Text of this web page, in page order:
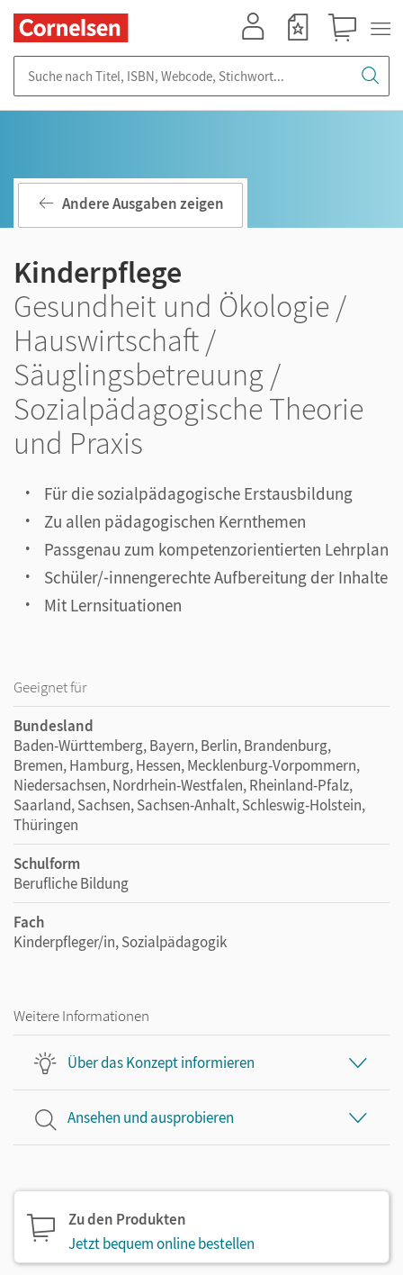
Andere Ausgaben zeigen
Kinderpflege
Gesundheit und Ökologie /
Hauswirtschaft /
Säuglingsbetreuung /
Sozialpädagogische Theorie
und Praxis
Für die sozialpädagogische Erstausbildung
Zu allen pädagogischen Kernthemen
Passgenau zum kompetenzorientierten Lehrplan
Schüler/-innengerechte Aufbereitung der Inhalte
Mit Lernsituationen
Geeignet für
Bundesland
Baden-Württemberg, Bayern, Berlin, Brandenburg,
Bremen, Hamburg, Hessen, Mecklenburg-Vorpommern,
Niedersachsen, Nordrhein-Westfalen, Rheinland-Pfalz,
Saarland, Sachsen, Sachsen-Anhalt, Schleswig-Holstein,
Thüringen
Schulform
Berufliche Bildung
Fach
Kinderpfleger/in, Sozialpädagogik
Weitere Informationen
Über das Konzept informieren
Ansehen und ausprobieren
Zu den Produkten
Jetzt bequem online bestellen